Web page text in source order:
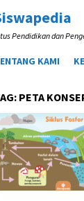
Pendidikan dan
KAMI
PETA